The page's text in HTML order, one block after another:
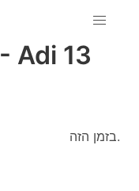
- Adi 13
בזמן הזה.